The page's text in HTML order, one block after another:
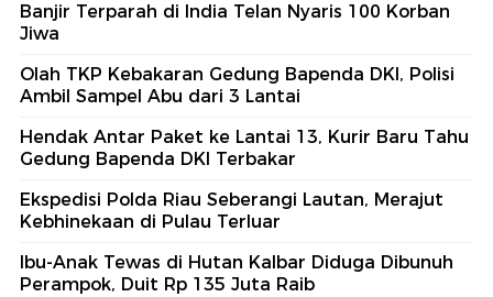
Banjir Terparah di India Telan Nyaris 100 Korban
Jiwa
Olah TKP Kebakaran Gedung Bapenda DKI, Polisi
Ambil Sampel Abu dari 3 Lantai
Hendak Antar Paket ke Lantai 13, Kurir Baru Tahu
Gedung Bapenda DKI Terbakar
Ekspedisi Polda Riau Seberangi Lautan, Merajut
Kebhinekaan di Pulau Terluar
Ibu-Anak Tewas di Hutan Kalbar Diduga Dibunuh
Perampok, Duit Rp 135 Juta Raib